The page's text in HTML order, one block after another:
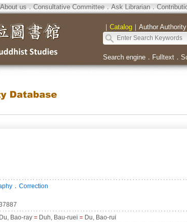
About us．Consultative Committee．Ask Librarian．
｜ Catalog｜ Author Authority
Search engine． Fulltext．
． Correction
Du, Bao-ray =Duh, Bau-ruei =Du, Bao-rui